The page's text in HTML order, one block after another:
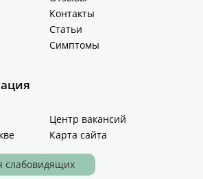
Контакты
Статьи
Симптомы
Центр вакансий
Карта сайта
слабовидящих